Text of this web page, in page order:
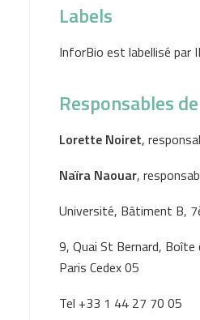
Labels
InforBio est labellisé par
Responsables
Lorette Noiret,
Naïra Naouar,
Université, Bâtiment B,
9, Quai St Bernard,
Paris Cedex 05
Tel +33 1 44 27 70 05